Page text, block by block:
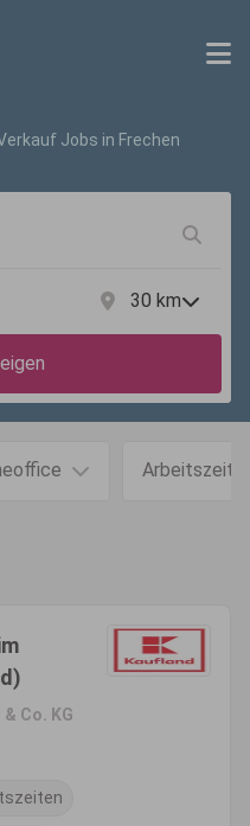
Jobs in Frechen
30 km
Arbeitszeit
Co. KG